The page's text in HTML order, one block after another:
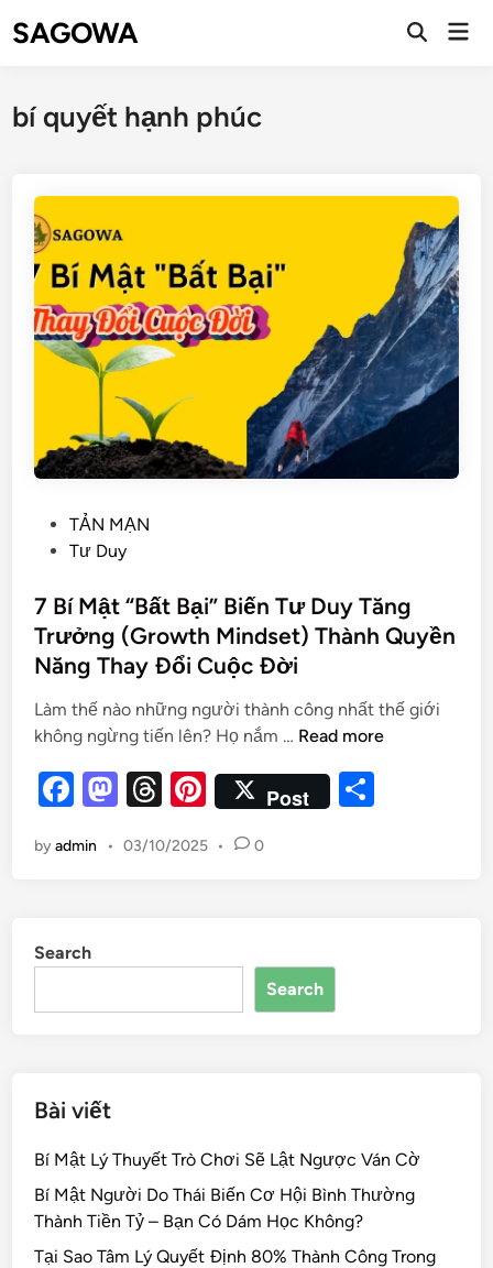
SAGOWA
bí quyết hạnh phúc
TẢN MẠN
Tư Duy
7 Bí Mật “Bất Bại” Biến Tư Duy Tăng
Trưởng (Growth Mindset) Thành Quyền
Năng Thay Đổi Cuộc Đời
Làm thế nào những người thành công nhất thế giới
không ngừng tiến lên? Họ nắm … Read more
F
c
o
o
M
to
n
T
e
s
Pi
er
Post
byadmin • 03/10/2025 • 0
Search
Search
Bài viết
Bí Mật Lý Thuyết Trò Chơi Sẽ Lật Ngược Ván Cờ
Bí Mật Người Do Thái Biến Cơ Hội Bình Thường
Thành Tiền Tỷ – Bạn Có Dám Học Không?
Tại Sao Tâm Lý Quyết Định 80% Thành Công Trong